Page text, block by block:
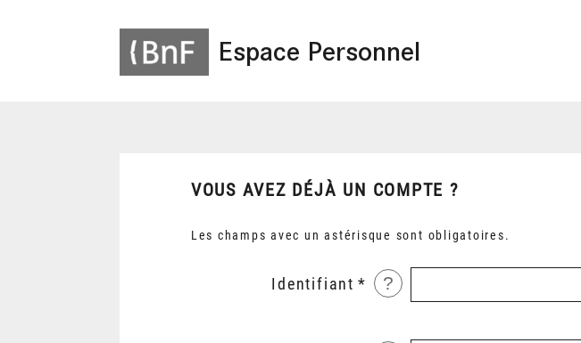
Espace Personnel
VOUS AVEZ DÉJÀ UN COMPTE ?
Les champs avec un astérisque sont obligatoires.
Identifiant ?